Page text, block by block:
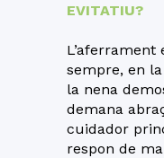
EVITATIU?
L’aferrament
sempre, en
la nena
demana
cuidador
respon de